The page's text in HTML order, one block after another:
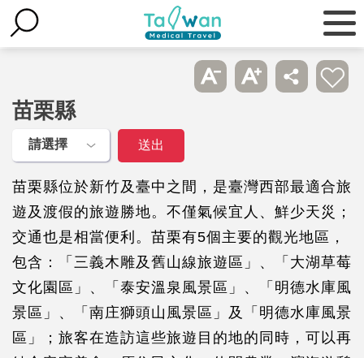
苗栗縣
苗栗縣位於新竹及臺中之間，是臺灣西部最適合旅
遊及渡假的旅遊勝地。不僅氣候宜人、鮮少天災；
交通也是相當便利。苗栗有5個主要的觀光地區，
包含：「三義木雕及舊山線旅遊區」、「大湖草莓
文化園區」、「泰安溫泉風景區」、「明德水庫風
景區」、「南庄獅頭山風景區」及「明德水庫風景
區」；旅客在造訪這些旅遊目的地的同時，可以再